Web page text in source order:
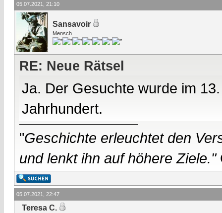
05.07.2021, 21:10
Sansavoir
Mensch
RE: Neue Rätsel
Ja. Der Gesuchte wurde im
Jahrhundert.
"Geschichte erleuchtet den
und lenkt ihn auf höhere Ziele."
05.07.2021, 22:47
Teresa C.